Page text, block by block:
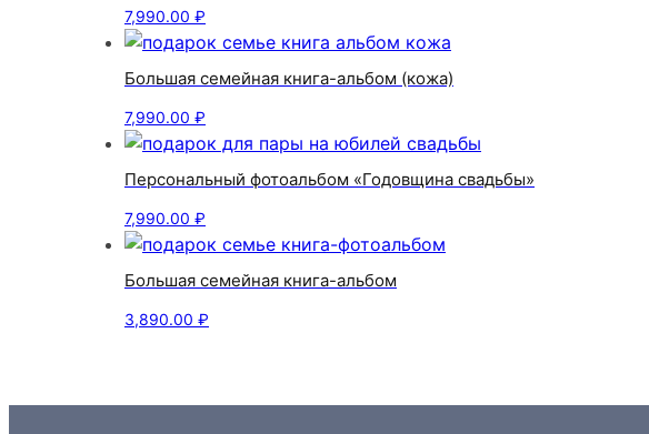
7,990.00 ₽
Большая семейная книга-альбом (кожа)
7,990.00 ₽
Персональный фотоальбом «Годовщина свадьбы»
7,990.00 ₽
Большая семейная книга-альбом
3,890.00 ₽